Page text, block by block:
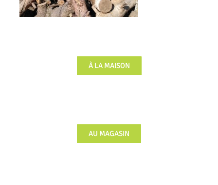
À LA MAISON
AU MAGASIN